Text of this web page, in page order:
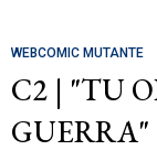
WEBCOMIC MUTANTE
C2 | "TU
GUERRA"